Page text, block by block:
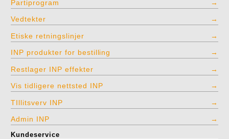
Partiprogram
Vedtekter
Etiske retningslinjer
INP produkter for bestilling
Restlager INP effekter
Vis tidligere nettsted INP
TIllitsverv INP
Admin INP
Kundeservice